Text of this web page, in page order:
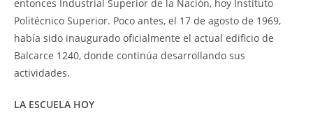
entonces Industrial Superior de la Nación, hoy Instituto
Politécnico Superior. Poco antes, el 17 de agosto de 1969,
había sido inaugurado oficialmente el actual edificio de
Balcarce 1240, donde continúa desarrollando sus
actividades.
LA ESCUELA HOY